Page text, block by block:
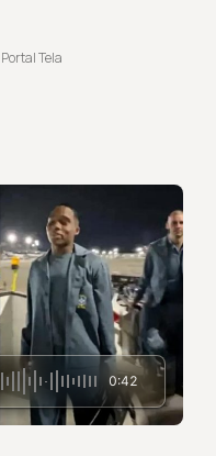
Tela
0:42